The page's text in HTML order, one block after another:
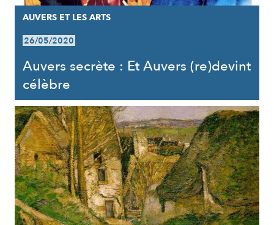
AUVERS ET LES ARTS
26/05/2020
Auvers secrète : Et Auvers (re)devint
célèbre